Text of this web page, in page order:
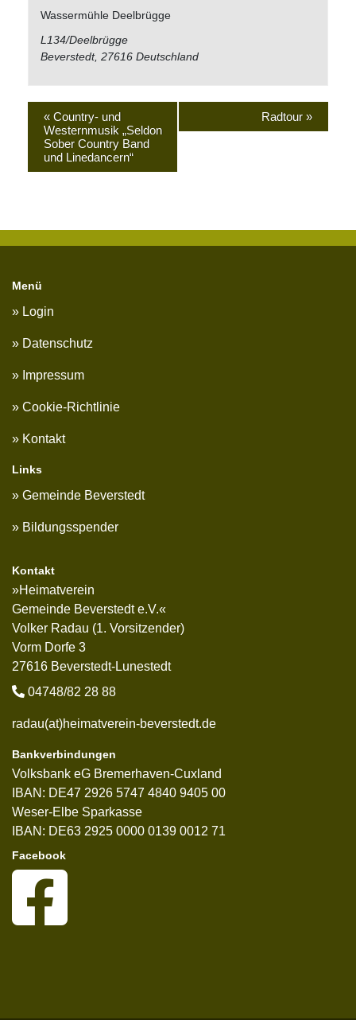
Wassermühle Deelbrügge
L134/Deelbrügge
Beverstedt, 27616 Deutschland
« Country- und
Westernmusik „Seldon
Sober Country Band
und Linedancern“
Radtour »
Menü
Login
Datenschutz
Impressum
Cookie-Richtlinie
Kontakt
Links
Gemeinde Beverstedt
Bildungsspender
Kontakt
»Heimatverein
Gemeinde Beverstedt e.V.«
Volker Radau (1. Vorsitzender)
Vorm Dorfe 3
27616 Beverstedt-Lunestedt
04748/82 28 88
radau(at)heimatverein-beverstedt.de
Bankverbindungen
Volksbank eG Bremerhaven-Cuxland
IBAN: DE47 2926 5747 4840 9405 00
Weser-Elbe Sparkasse
IBAN: DE63 2925 0000 0139 0012 71
Facebook